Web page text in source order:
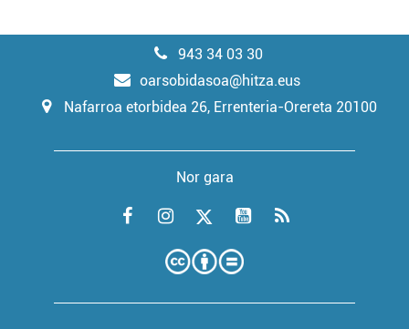
943 34 03 30
oarsobidasoa@hitza.eus
Nafarroa etorbidea 26, Errenteria-Orereta 20100
Nor gara